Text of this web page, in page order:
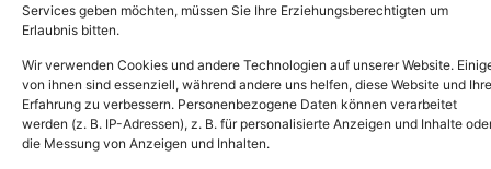
Services geben möchten, müssen Sie Ihre Erziehungsberechtigten um
Erlaubnis bitten.
Wir verwenden Cookies und andere Technologien auf unserer Website.
von ihnen sind essenziell, während andere uns helfen, diese Website und Ihre
Erfahrung zu verbessern. Personenbezogene Daten können verarbeitet
werden (z. B. IP-Adressen), z. B. für personalisierte Anzeigen und Inhalte
die Messung von Anzeigen und Inhalten.
info@katzenschutzfreunde.de
Im Brandenfeld 22
53426 Schalkenbach